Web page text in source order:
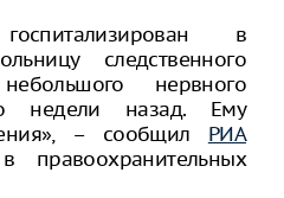
в
следственного
нервного
недели назад. Ему
– сообщил РИА
правоохранительных